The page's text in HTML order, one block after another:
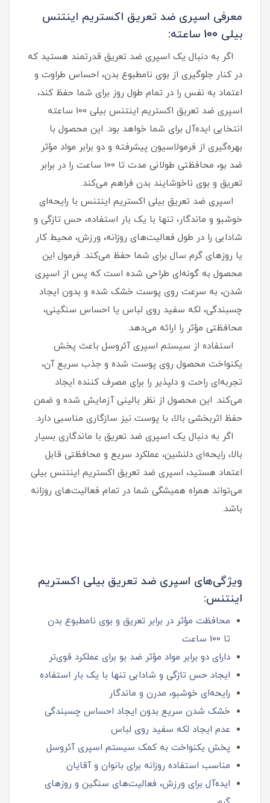
معرفی اسپری ضد تعریق اکستریم اینتنس
بیلی 100 ساعته:
اگر به دنبال یک اسپری ضد تعریق قدرتمند هستید که
در کنار جلوگیری از بوی نامطبوع بدن، احساس طراوت و
اعتماد به نفس را در تمام طول روز برای شما حفظ کند،
اسپری ضد تعریق اکستریم اینتنس بیلی 100 ساعته
انتخابی ایده‌آل برای شما خواهد بود. این محصول با
بهره‌گیری از فرمولاسیون پیشرفته و دو برابر مواد مؤثر
ضد بو، محافظتی طولانی‌ مدت تا 100 ساعت را در برابر
تعریق و بوی ناخوشایند بدن فراهم می‌کند.
اسپری ضد تعریق بیلی اکستریم اینتنس با رایحه‌ای
خوشبو و ماندگار، تنها با یک بار استفاده، حس تازگی و
شادابی را در طول فعالیت‌های روزانه، ورزش، محیط کار
یا روزهای گرم سال برای شما حفظ می‌کند. فرمول این
محصول به گونه‌ای طراحی شده است که پس از اسپری
شدن، به سرعت روی پوست خشک شده و بدون ایجاد
چسبندگی، لکه سفید روی لباس یا احساس سنگینی،
محافظتی مؤثر را ارائه می‌دهد.
استفاده از سیستم اسپری آئروسل باعث پخش
یکنواخت محصول روی پوست شده و جذب سریع آن،
تجربه‌ای راحت و دلپذیر را برای مصرف‌ کننده ایجاد
می‌کند. این محصول از نظر بالینی آزمایش شده و ضمن
حفظ اثربخشی بالا، با پوست نیز سازگاری مناسبی دارد.
اگر به دنبال یک اسپری ضد تعریق با ماندگاری بسیار
بالا، رایحه‌ای دلنشین، عملکرد سریع و محافظتی قابل
اعتماد هستید، اسپری ضد تعریق اکستریم اینتنس بیلی
می‌تواند همراه همیشگی شما در تمام فعالیت‌های روزانه
باشد.
ویژگی‌های اسپری ضد تعریق بیلی اکستریم
اینتنس:
محافظت مؤثر در برابر تعریق و بوی نامطبوع بدن
تا 100 ساعت
دارای دو برابر مواد مؤثر ضد بو برای عملکرد قوی‌تر
ایجاد حس تازگی و شادابی تنها با یک بار استفاده
رایحه‌ای خوشبو، مدرن و ماندگار
خشک شدن سریع بدون ایجاد احساس چسبندگی
عدم ایجاد لکه سفید روی لباس
پخش یکنواخت به کمک سیستم اسپری آئروسل
مناسب استفاده روزانه برای بانوان و آقایان
ایده‌آل برای ورزش، فعالیت‌های سنگین و روزهای